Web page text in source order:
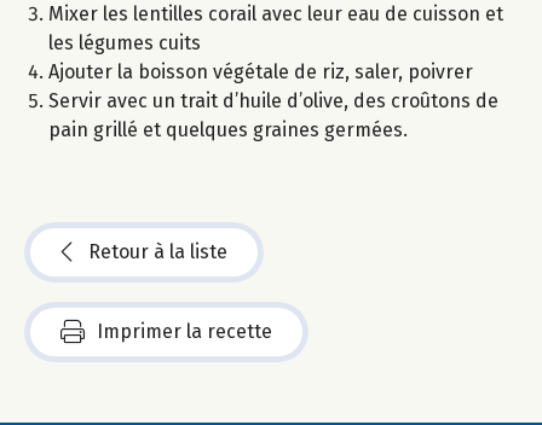
Mixer les lentilles corail avec leur eau de cuisson et
les légumes cuits
Ajouter la boisson végétale de riz, saler, poivrer
Servir avec un trait d’huile d’olive, des croûtons de
pain grillé et quelques graines germées.
Retour à la liste
Imprimer la recette